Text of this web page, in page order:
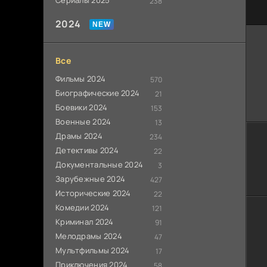
2024
Все
Фильмы 2024 570
Биографические 2024 21
Боевики 2024 153
Военные 2024 13
Драмы 2024 234
Детективы 2024 22
Документальные 2024 3
Зарубежные 2024 427
Исторические 2024 22
Комедии 2024 121
Криминал 2024 91
Мелодрамы 2024 47
Мультфильмы 2024 17
Приключения 2024